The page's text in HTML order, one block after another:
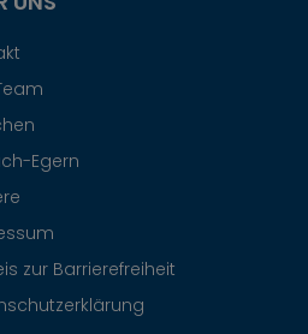
Egern
zur Barrierefreiheit